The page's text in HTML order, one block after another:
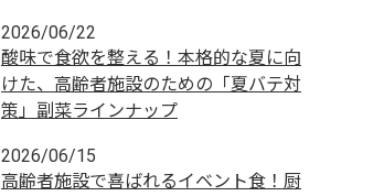
2026/06/22
酸味で食欲を整える！本格的な夏に向
けた、高齢者施設のための「夏バテ対
策」副菜ラインナップ
2026/06/15
高齢者施設で喜ばれるイベント食！厨